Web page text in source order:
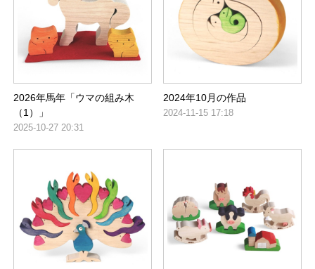
2026年馬年「ウマの組み木
（1）」
2025-10-27 20:31
2024年10月の作品
2024-11-15 17:18